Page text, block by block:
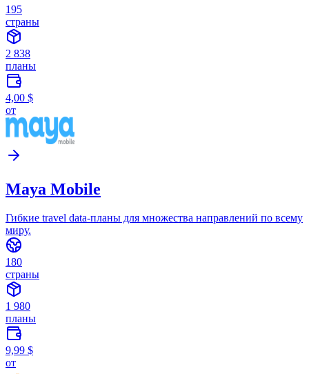
195
страны
2 838
планы
4,00 $
от
Maya Mobile
Гибкие travel data-планы для множества направлений по всему
миру.
180
страны
1 980
планы
9,99 $
от